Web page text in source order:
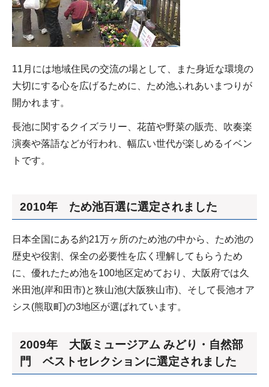
11月には地域住民の交流の場として、また身近な環境の
大切にする心を広げるために、ため池ふれあいまつりが
開かれます。
長池に関するクイズラリー、花苗や野菜の販売、吹奏楽
演奏や落語などが行われ、幅広い世代が楽しめるイベン
トです。
2010年 ため池百選に選定されました
日本全国にある約21万ヶ所のため池の中から、ため池の
歴史や役割、保全の必要性を広く理解してもらうため
に、優れたため池を100地区定めており、大阪府では久
米田池(岸和田市)と狭山池(大阪狭山市)、そして長池オア
シス(熊取町)の3地区が選ばれています。
2009年 大阪ミュージアム みどり・自然部
門 ベストセレクションに選定されました